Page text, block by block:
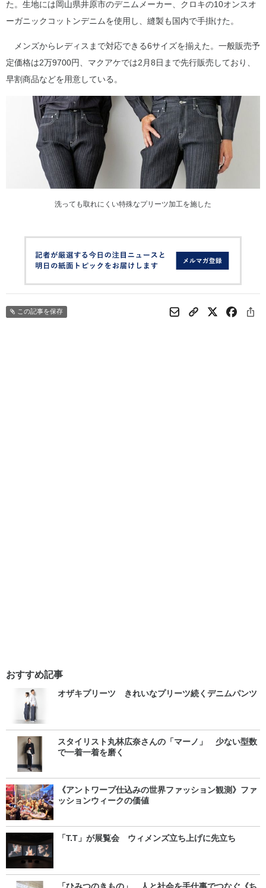
た。生地には岡山県井原市のデニムメーカー、クロキの10オンスオ
ーガニックコットンデニムを使用し、縫製も国内で手掛けた。
メンズからレディスまで対応できる6サイズを揃えた。一般販売予
定価格は2万9700円、マクアケでは2月8日まで先行販売しており、
早割商品などを用意している。
洗っても取れにくい特殊なプリーツ加工を施した
この記事を保存
おすすめ記事
オザキプリーツ きれいなプリーツ続くデニムパンツ
スタイリスト丸林広奈さんの「マーノ」 少ない型数
で一着一着を磨く
《アントワープ仕込みの世界ファッション観測》ファ
ッションウィークの価値
「T.T」が展覧会 ウィメンズ立ち上げに先立ち